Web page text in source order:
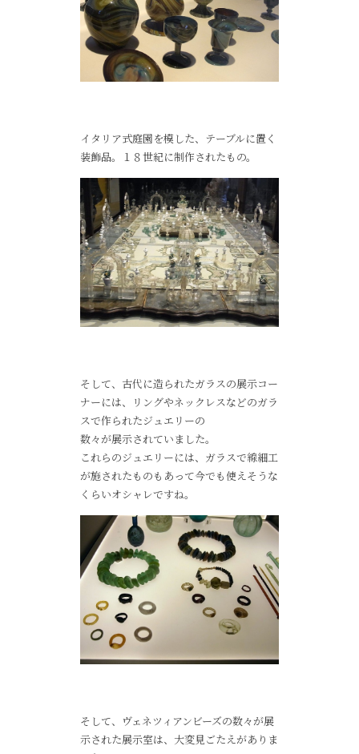
イタリア式庭園を模した、テーブルに置く
装飾品。１８世紀に制作されたもの。
そして、古代に造られたガラスの展示コー
ナーには、リングやネックレスなどのガラ
スで作られたジュエリーの
数々が展示されていました。
これらのジュエリーには、ガラスで線細工
が施されたものもあって今でも使えそうな
くらいオシャレですね。
そして、ヴェネツィアンビーズの数々が展
示された展示室は、大変見ごたえがありま